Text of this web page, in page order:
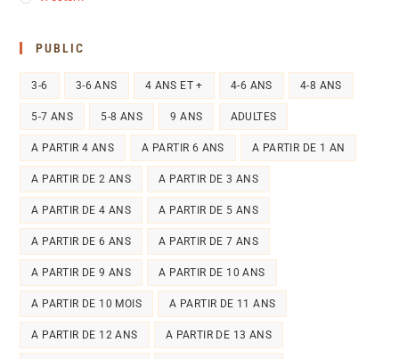
PUBLIC
3-6 3-6 ANS 4 ANS ET + 4-6 ANS 4-8 ANS
5-7 ANS 5-8 ANS 9 ANS ADULTES
A PARTIR 4 ANS A PARTIR 6 ANS A PARTIR DE 1 AN
A PARTIR DE 2 ANS A PARTIR DE 3 ANS
A PARTIR DE 4 ANS A PARTIR DE 5 ANS
A PARTIR DE 6 ANS A PARTIR DE 7 ANS
A PARTIR DE 9 ANS A PARTIR DE 10 ANS
A PARTIR DE 10 MOIS A PARTIR DE 11 ANS
A PARTIR DE 12 ANS A PARTIR DE 13 ANS